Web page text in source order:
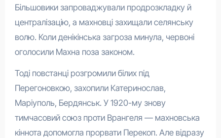
Більшовики запроваджували продрозкладку й
централізацію, а махновці захищали селянську
волю. Коли денікінська загроза минула, червоні
оголосили Махна поза законом.
Тоді повстанці розгромили білих під
Перегоновкою, захопили Катеринослав,
Маріуполь, Бердянськ. У 1920-му знову
тимчасовий союз проти Врангеля — махновська
кіннота допомогла прорвати Перекоп. Але відразу